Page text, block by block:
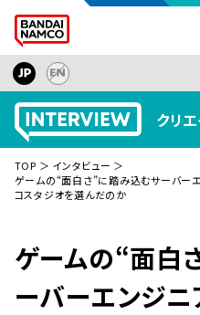
クリ
TOP
インタビュー
ゲームの“面白さ”に踏み込むサーバーエ
コスタジオを選んだのか
ゲームの“面白
ーバーエンジニ